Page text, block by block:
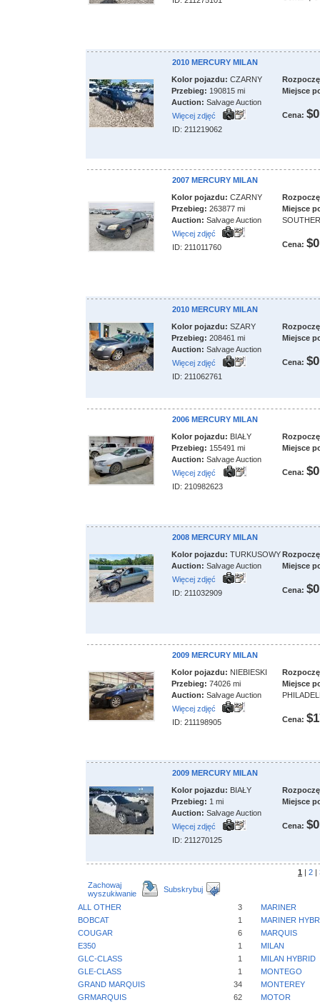
2010 MERCURY MILAN
Kolor pojazdu: CZARNY
Przebieg: 190815 mi
Auction: Salvage Auction
Więcej zdjęć
ID: 211219062
Miejsce
Cena: $0
2007 MERCURY MILAN
Kolor pojazdu: CZARNY
Przebieg: 263877 mi
Auction: Salvage Auction
Więcej zdjęć
ID: 211011760
Miejsce
Cena: $0
2010 MERCURY MILAN
Kolor pojazdu: SZARY
Przebieg: 208461 mi
Auction: Salvage Auction
Więcej zdjęć
ID: 211062761
Miejsce
Cena: $0
2006 MERCURY MILAN
Kolor pojazdu: BIAŁY
Przebieg: 155491 mi
Auction: Salvage Auction
Więcej zdjęć
ID: 210982623
Miejsce
Cena: $0
2008 MERCURY MILAN
Kolor pojazdu: TURKUSOWY
Auction: Salvage Auction
Więcej zdjęć
ID: 211032909
Miejsce
Cena: $0
2009 MERCURY MILAN
Kolor pojazdu: NIEBIESKI
Przebieg: 74026 mi
Auction: Salvage Auction
Więcej zdjęć
ID: 211198905
Miejsce
Cena:
2009 MERCURY MILAN
Kolor pojazdu: BIAŁY
Przebieg: 1 mi
Auction: Salvage Auction
Więcej zdjęć
ID: 211270125
Miejsce
Cena: $0
1 | 2 |
Zachowaj
wyszukiwanie
Subskrybuj
ALL OTHER 3
MARINER
BOBCAT
1
MARINER
COUGAR
6
MARQUIS
E350
1
MILAN
GLC-CLASS
1
MILAN HYBRID
GLE-CLASS
1
MONTEGO
GRAND MARQUIS
34
MONTEREY
GRMARQUIS
62 MOTOR